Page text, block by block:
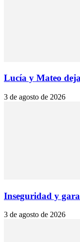
Lucía y Mateo
3 de agosto de 2026
Inseguridad y
3 de agosto de 2026